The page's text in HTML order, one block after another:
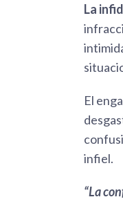
La
El
infiel.
“La